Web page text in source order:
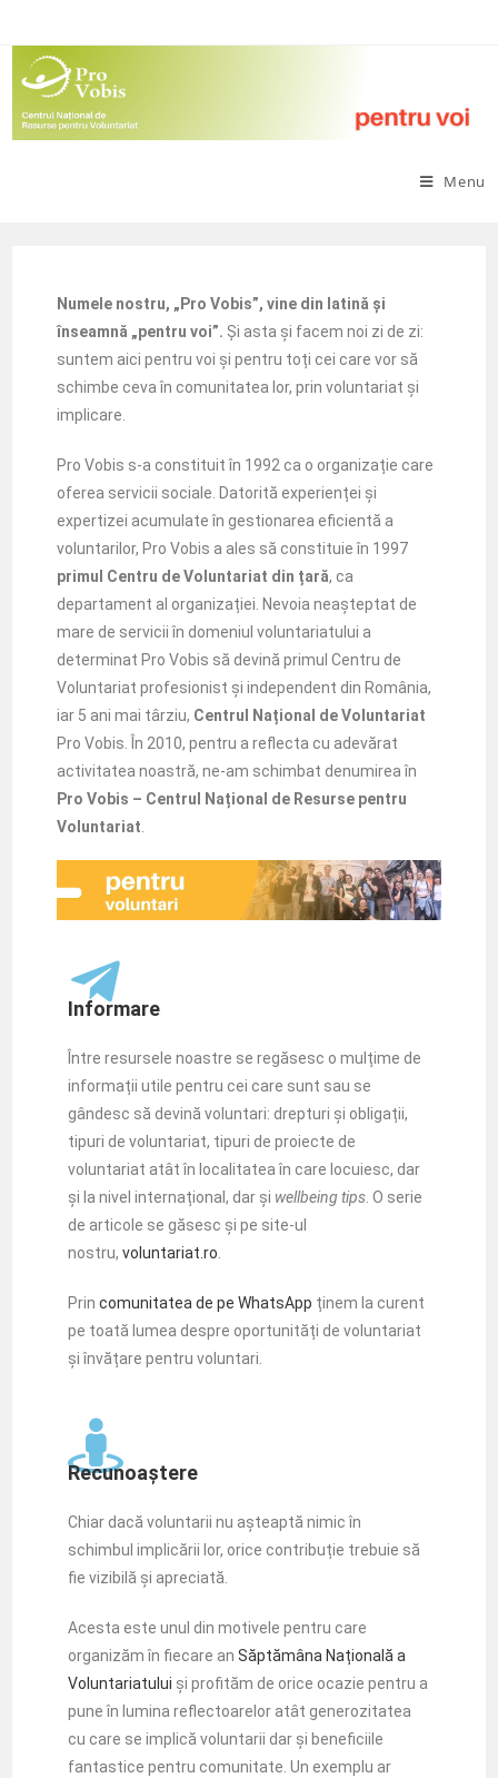
Menu
Numele nostru, „Pro Vobis”, vine din latină și
înseamnă „pentru voi”. Și asta și facem noi zi de zi:
suntem aici pentru voi și pentru toți cei care vor să
schimbe ceva în comunitatea lor, prin voluntariat și
implicare.
Pro Vobis s-a constituit în 1992 ca o organizație care
oferea servicii sociale. Datorită experienței și
expertizei acumulate în gestionarea eficientă a
voluntarilor, Pro Vobis a ales să constituie în 1997
primul Centru de Voluntariat din țară, ca
departament al organizației. Nevoia neașteptat de
mare de servicii în domeniul voluntariatului a
determinat Pro Vobis să devină primul Centru de
Voluntariat profesionist și independent din România,
iar 5 ani mai târziu, Centrul Național de Voluntariat
Pro Vobis. În 2010, pentru a reflecta cu adevărat
activitatea noastră, ne-am schimbat denumirea în
Pro Vobis – Centrul Național de Resurse pentru
Voluntariat
Informare
Între resursele noastre se regăsesc o mulțime de
informații utile pentru cei care sunt sau se
gândesc să devină voluntari: drepturi și obligații,
tipuri de voluntariat, tipuri de proiecte de
voluntariat atât în localitatea în care locuiesc, dar
și la nivel internațional, dar și wellbeing tips . O serie
de articole se găsesc și pe site-ul
nostru,voluntariat.ro
Princomunitatea de pe WhatsApp ținem la curent
pe toată lumea despre oportunități de voluntariat
și învățare pentru voluntari.
Recunoaștere
Chiar dacă voluntarii nu așteaptă nimic în
schimbul implicării lor, orice contribuție trebuie să
fie vizibilă și apreciată.
Acesta este unul din motivele pentru care
organizăm în fiecare anSăptămâna Națională a
Voluntariatului și profităm de orice ocazie pentru a
pune în lumina reflectoarelor atât generozitatea
cu care se implică voluntarii dar și beneficiile
fantastice pentru comunitate. Un exemplu ar